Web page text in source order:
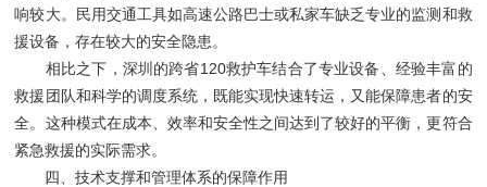
响较大。民用交通工具如高速公路巴士或私家车缺乏专业的监测和救
援设备，存在较大的安全隐患。
相比之下，深圳的跨省120救护车结合了专业设备、经验丰富的
救援团队和科学的调度系统，既能实现快速转运，又能保障患者的安
全。这种模式在成本、效率和安全性之间达到了较好的平衡，更符合
紧急救援的实际需求。
四、技术支撑和管理体系的保障作用